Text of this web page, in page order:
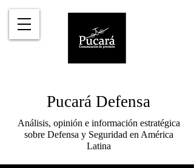
Pucará Defensa
Análisis, opinión e información estratégica
sobre Defensa y Seguridad en América
Latina